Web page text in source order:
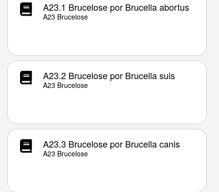
A23.1 Brucelose por Brucella abortus
A23 Brucelose
A23.2 Brucelose por Brucella suis
A23 Brucelose
A23.3 Brucelose por Brucella canis
A23 Brucelose